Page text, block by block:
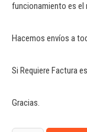
funcionamiento es el
Hacemos envíos a
Si Requiere Factura
Gracias.